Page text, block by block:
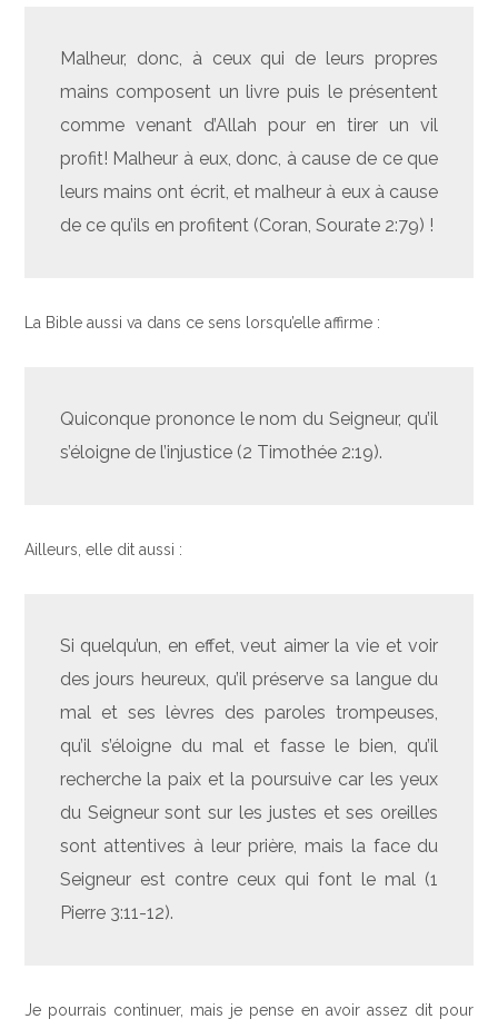
Malheur, donc, à ceux qui de leurs propres
mains composent un livre puis le présentent
comme venant d’Allah pour en tirer un vil
profit! Malheur à eux, donc, à cause de ce que
leurs mains ont écrit, et malheur à eux à cause
de ce qu’ils en profitent (Coran, Sourate 2:79) !
La Bible aussi va dans ce sens lorsqu’elle affirme :
Quiconque prononce le nom du Seigneur, qu’il
s’éloigne de l’injustice (2 Timothée 2:19).
Ailleurs, elle dit aussi :
Si quelqu’un, en effet, veut aimer la vie et voir
des jours heureux, qu’il préserve sa langue du
mal et ses lèvres des paroles trompeuses,
qu’il s’éloigne du mal et fasse le bien, qu’il
recherche la paix et la poursuive car les yeux
du Seigneur sont sur les justes et ses oreilles
sont attentives à leur prière, mais la face du
Seigneur est contre ceux qui font le mal (1
Pierre 3:11-12).
Je pourrais continuer, mais je pense en avoir assez dit pour